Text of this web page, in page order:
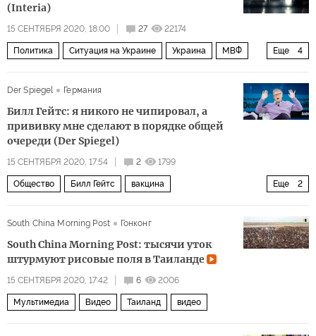
(Interia)
15 СЕНТЯБРЯ 2020, 18:00 27 22174
Еще 4
Политика Ситуация на Украине Украина МВФ
Der Spiegel
Германия
Билл Гейтс: я никого не чипировал, а
прививку мне сделают в порядке общей
очереди (Der Spiegel)
15 СЕНТЯБРЯ 2020, 17:54 2 1799
Еще 2
Общество Билл Гейтс вакцина
South China Morning Post
Гонконг
South China Morning Post: тысячи уток
штурмуют рисовые поля в Таиланде
15 СЕНТЯБРЯ 2020, 17:42 6 2006
Мультимедиа Видео Таиланд видео